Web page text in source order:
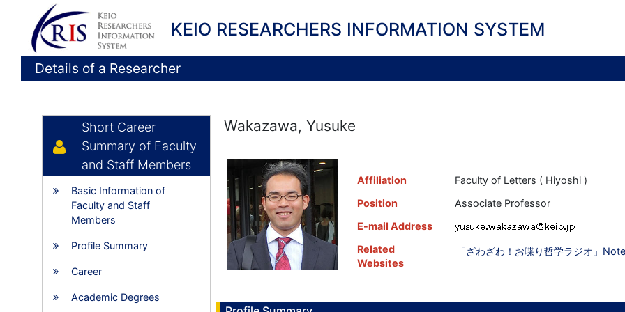
KEIO RESEARCHERS INFORMATION SYSTEM
Details of a Researcher
Short Career
Summary of Faculty
and Staff Members
Basic Information of
Faculty and Staff
Members
Profile Summary
Career
Academic Degrees
Wakazawa, Yusuke
Affiliation
Faculty of Letters ( Hiyoshi )
Position
Associate Professor
E-mail Address
Related
Websites
「ざわざわ！お喋り哲学ラジオ」Note